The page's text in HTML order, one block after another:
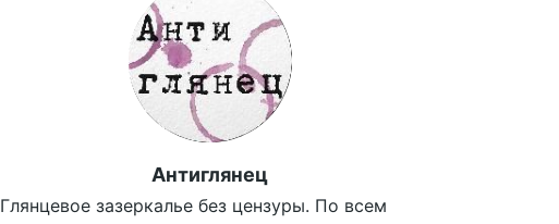
Антиглянец
Глянцевое зазеркалье без цензуры. По всем